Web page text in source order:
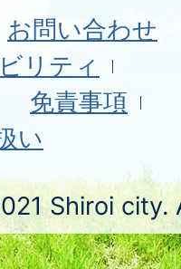
お問い合わせ
リティ
免責事項
い
Shiroi city.